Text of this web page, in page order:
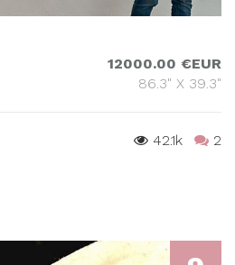
12000.00 €EUR
86.3" X 39.3"
42.1k 2